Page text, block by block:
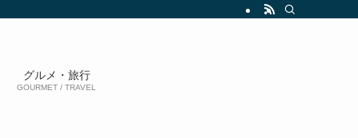
グルメ・旅行
GOURMET / TRAVEL